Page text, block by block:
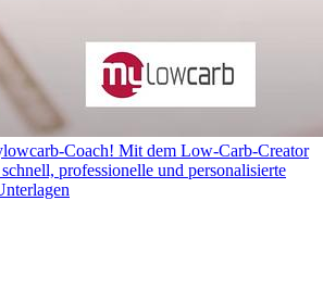
Coach! Mit dem Low-Carb-Creator
professionelle und personalisierte